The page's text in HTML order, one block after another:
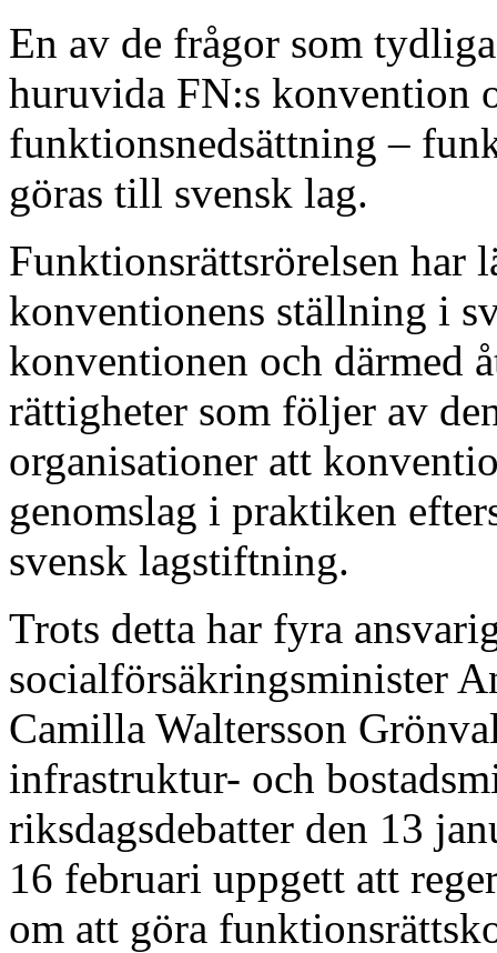
En av de frågor som
huruvida FN:s konvention
funktionsnedsättning –
göras till svensk lag.
Funktionsrättsrörelsen har
konventionens ställning i
konventionen och därmed
rättigheter som följer av
organisationer att
genomslag i praktiken
svensk lagstiftning.
Trots detta har fyra
socialförsäkringsminister
Camilla Waltersson
infrastruktur- och
riksdagsdebatter den 13
16 februari uppgett att
om att göra